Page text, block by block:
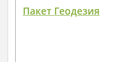
Пакет Геодезия